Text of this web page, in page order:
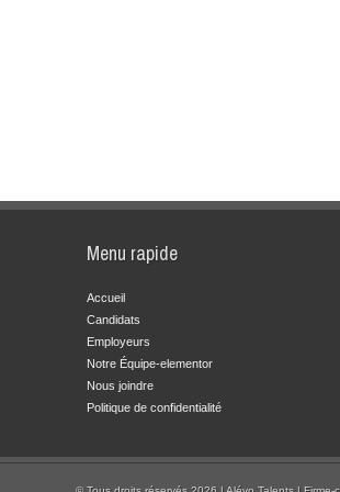
Menu rapide
Accueil
Candidats
Employeurs
Notre Équipe-elementor
Nous joindre
Politique de confidentialité